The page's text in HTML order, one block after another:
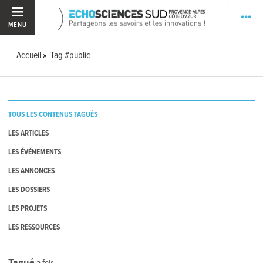
MENU
Accueil Tag #public
TOUS LES CONTENUS TAGUÉS
LES ARTICLES
LES ÉVÉNEMENTS
LES ANNONCES
LES DOSSIERS
LES PROJETS
LES RESSOURCES